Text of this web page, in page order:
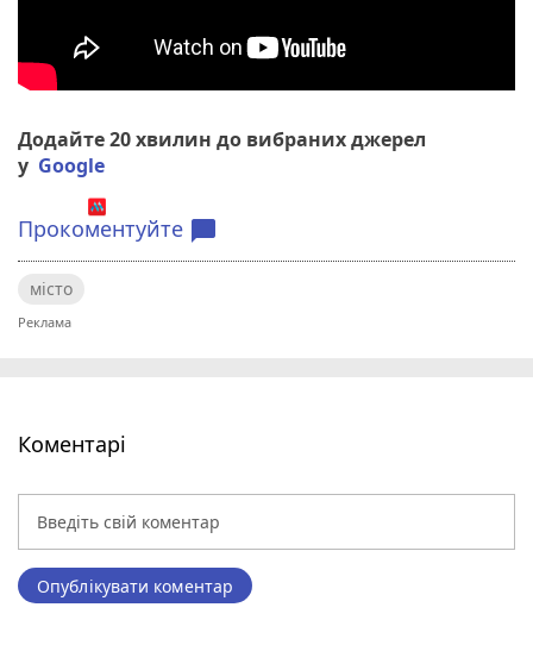
Додайте 20 хвилин до вибраних джерел
у Google
Прокоментуйте chat_bubble
місто
Коментарі
Опублікувати коментар